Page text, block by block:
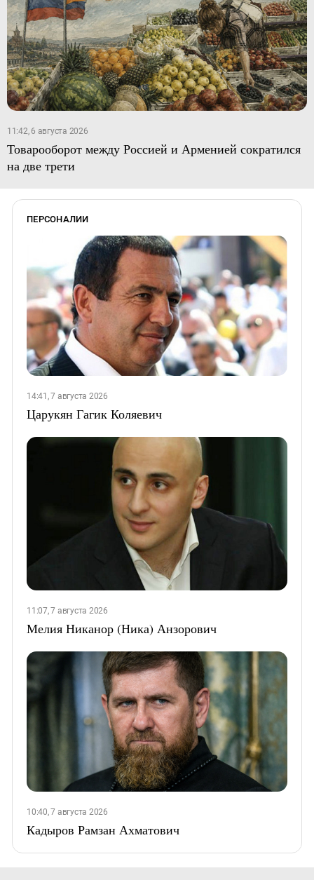
11:42, 6 августа 2026
Товарооборот между Россией и Арменией сократился
на две трети
ПЕРСОНАЛИИ
14:41, 7 августа 2026
Царукян Гагик Коляевич
11:07, 7 августа 2026
Мелия Никанор (Ника) Анзорович
10:40, 7 августа 2026
Кадыров Рамзан Ахматович